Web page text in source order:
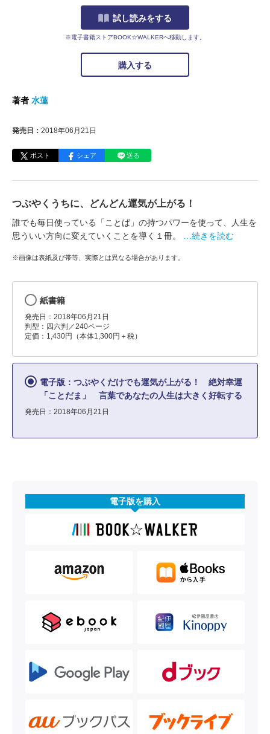
試し読みをする
※電子書籍ストアBOOK☆WALKERへ移動します。
購入する
著者 水蓮
発売日： 2018年06月21日
ポスト シェア 送る
つぶやくうちに、どんどん運気が上がる！
誰でも毎日使っている「ことば」の持つパワーを使って、人生を
思ういい方向に変えていくことを導く１冊。
…続きを読む
※画像は表紙及び帯等、実際とは異なる場合があります。
紙書籍
発売日：2018年06月21日
判型：四六判／240ページ
定価：1,430円（本体1,300円＋税）
電子版：つぶやくだけでも運気が上がる！ 絶対幸運
「ことだま」 言葉であなたの人生は大きく好転する
発売日：2018年06月21日
電子版を購入